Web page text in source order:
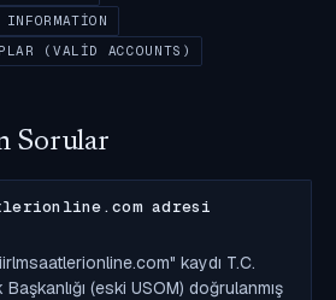
(VALID ACCOUNTS)
Sorular
adresi
kaydı T.C.
(eski USOM) doğrulanmış